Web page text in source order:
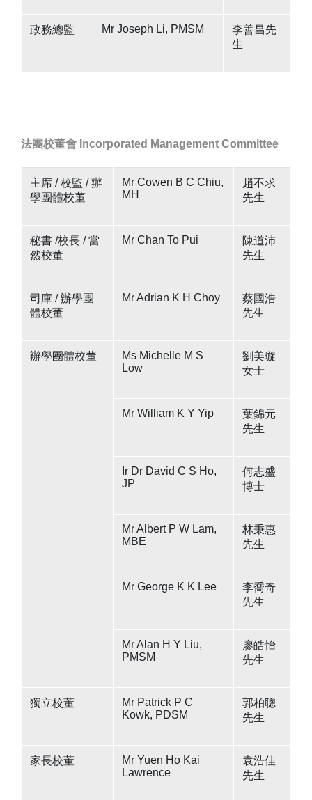
政務總監 Mr Joseph Li, PMSM
李善昌先
生
法團校董會 Incorporated Management Committee
主席 / 校監 /辦
學團體校董
Mr Cowen B C Chiu,
MH
趙不求
先生
秘書 /校長 / 當
然校董
Mr Chan To Pui
陳道沛
先生
司庫 /辦學團
體校董
Mr Adrian K H Choy
蔡國浩
先生
辦學團體校董
Ms Michelle M S
Low
劉美璇
女士
Mr William K Y Yip
葉錦元
先生
Ir Dr David C S Ho,
JP
何志盛
博士
Mr Albert P W Lam,
MBE
林秉惠
先生
Mr George K K Lee
李喬奇
先生
Mr Alan H Y Liu,
PMSM
廖皓怡
先生
獨立校董
Mr Patrick P C
Kowk, PDSM
郭柏聰
先生
家長校董
Mr Yuen Ho Kai
Lawrence
袁浩佳
先生